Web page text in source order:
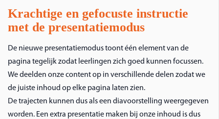
Krachtige en gefocuste instructie
met de presentatiemodus
De nieuwe presentatiemodus toont één element van de
pagina tegelijk zodat leerlingen zich goed kunnen focussen.
We deelden onze content op in verschillende delen zodat we
de juiste inhoud op elke pagina laten zien.
De trajecten kunnen dus als een diavoorstelling weergegeven
worden. Een extra presentatie maken bij onze inhoud is dus